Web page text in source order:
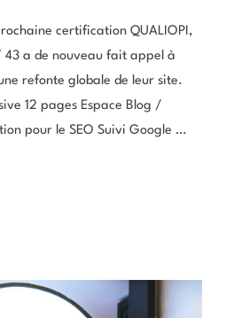
certification QUALIOPI,
43 a de nouveau fait appel à
refonte globale de leur site.
12 pages Espace Blog /
pour le SEO Suivi Google …